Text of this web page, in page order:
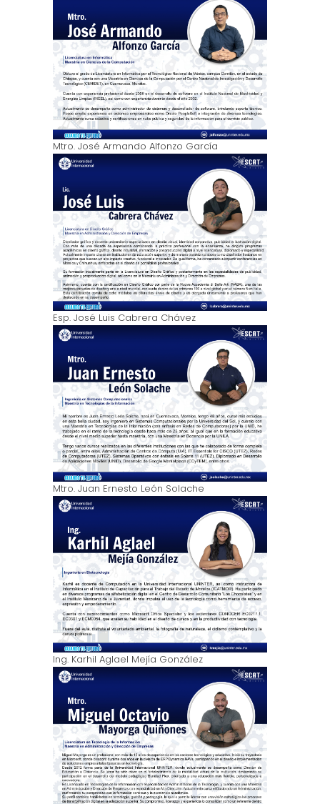
Mtro. José Armando Alfonzo García
Esp. José Luis Cabrera Chávez
Mtro. Juan Ernesto León Solache
Ing. Karhil Aglael Mejía González